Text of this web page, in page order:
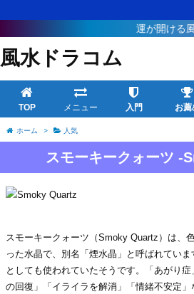
運が開ける風
風水ドラコム
TOP メニュー 入門 お薦
ホーム > 人気
スモーキークォーツ -
スモーキークォーツ（Smoky Quartz）は、
った水晶で、別名「煙水晶」と呼ばれてい
としても使われていたそうです。「あがり
の回復」「イライラを解消」「情緒不安定